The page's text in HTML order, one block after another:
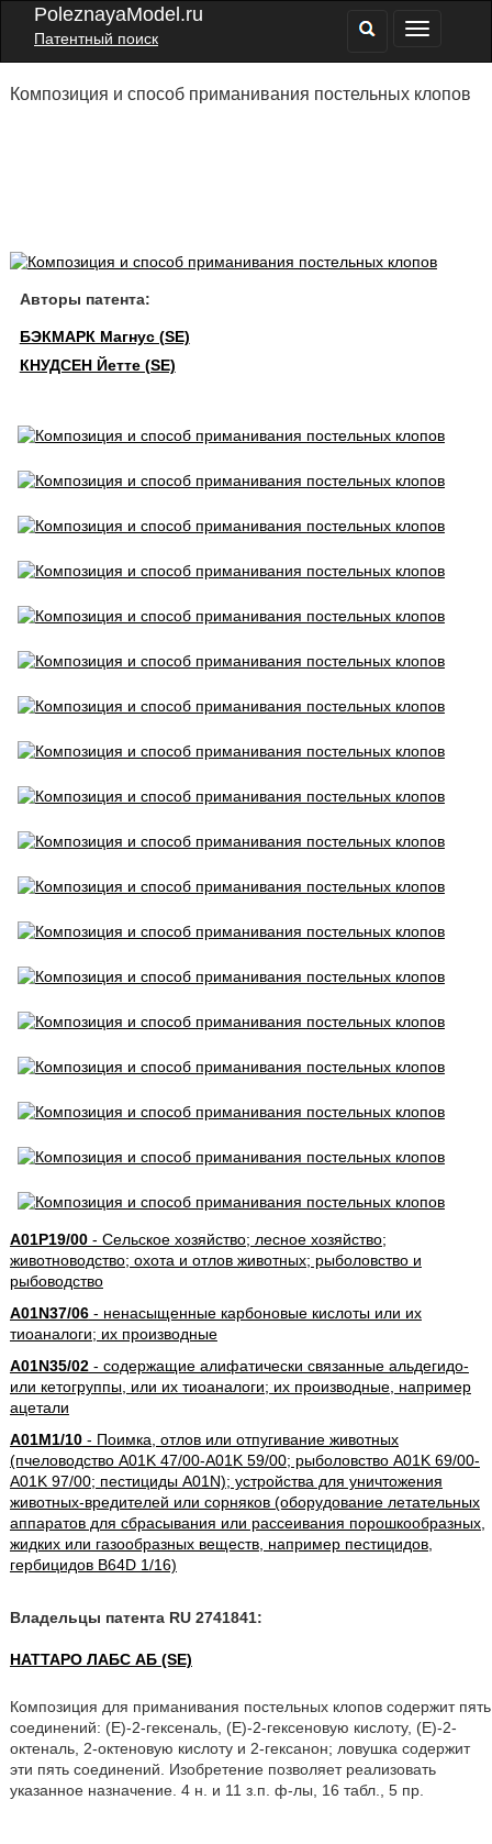
PoleznayaModel.ru
Патентный поиск
Композиция и способ приманивания постельных клопов
Авторы патента:
БЭКМАРК Магнус (SE)
КНУДСЕН Йетте (SE)
A01P19/00- Сельское хозяйство; лесное хозяйство;
животноводство; охота и отлов животных; рыболовство и
рыбоводство
A01N37/06- ненасыщенные карбоновые кислоты или их
тиоаналоги; их производные
A01N35/02- содержащие алифатически связанные альдегидо-
или кетогруппы, или их тиоаналоги; их производные, например
ацетали
A01M1/10- Поимка, отлов или отпугивание животных
(пчеловодство A01K 47/00-A01K 59/00; рыболовство A01K 69/00-
A01K 97/00; пестициды A01N); устройства для уничтожения
животных-вредителей или сорняков (оборудование летательных
аппаратов для сбрасывания или рассеивания порошкообразных,
жидких или газообразных веществ, например пестицидов,
гербицидов B64D 1/16)
Владельцы патента RU 2741841:
НАТТАРО ЛАБС АБ (SE)
Композиция для приманивания постельных клопов содержит пять
соединений: (Е)-2-гексеналь, (Е)-2-гексеновую кислоту, (Е)-2-
октеналь, 2-октеновую кислоту и 2-гексанон; ловушка содержит
эти пять соединений. Изобретение позволяет реализовать
указанное назначение. 4 н. и 11 з.п. ф-лы, 16 табл., 5 пр.